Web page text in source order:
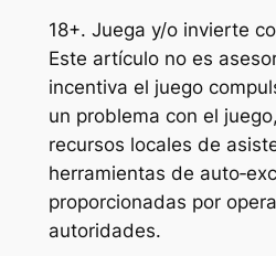
18+. Juega y/o invierte
Este artículo no es
incentiva el juego
un problema con el
recursos locales de
herramientas de
proporcionadas por
autoridades.